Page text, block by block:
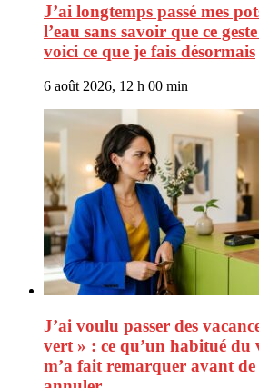
J’ai longtemps passé mes
l’eau sans savoir que ce
voici ce que je fais désormais
6 août 2026, 12 h 00 min
J’ai voulu passer des
vert » : ce qu’un habitué du
m’a fait remarquer avant